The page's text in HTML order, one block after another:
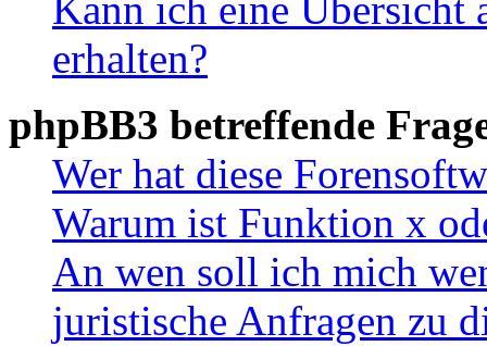
Kann ich eine Übersicht
erhalten?
phpBB3 betreffende
Wer hat diese
Warum ist Funktion x
An wen soll ich mich
juristische Anfragen zu